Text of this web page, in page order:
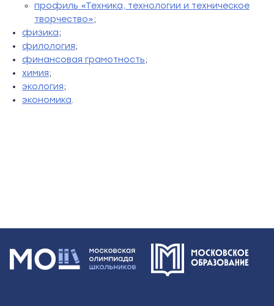
профиль «Техника, технологии и техническое
творчество»;
физика;
филология;
финансовая грамотность;
химия;
экология;
экономика.